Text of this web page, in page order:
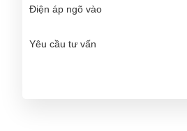
Điện áp ngõ vào
Yêu cầu tư vấn